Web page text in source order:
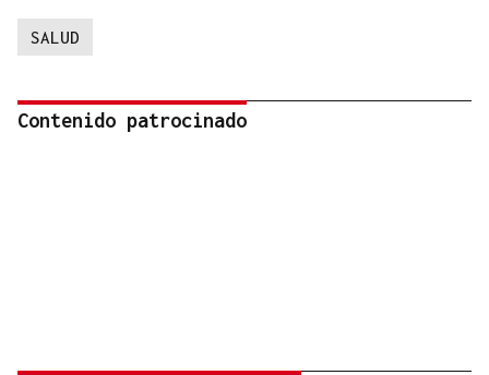
SALUD
Contenido patrocinado